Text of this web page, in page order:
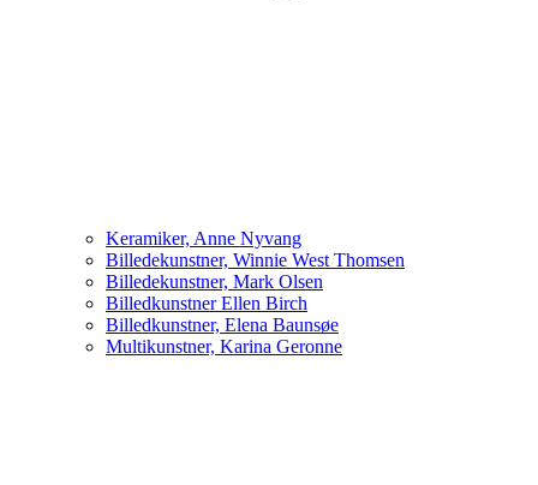
Keramiker, Anne Nyvang
Billedekunstner, Winnie West Thomsen
Billedekunstner, Mark Olsen
Billedkunstner Ellen Birch
Billedkunstner, Elena Baunsøe
Multikunstner, Karina Geronne